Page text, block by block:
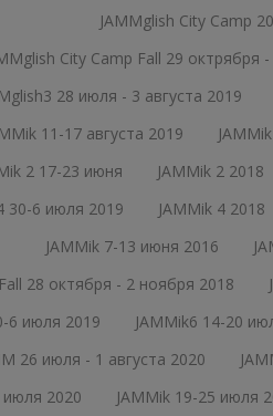
JAMMglish City Camp
City Camp Fall 29 октрября
28 июля - 3 августа 2019
11-17 августа 2019
2 17-23 июня
JAMMik 2 2018
30-6 июля 2019
JAMMik 4 2018
JAMMik 7-13 июня 2016
28 октября - 2 ноября 2018
6 июля 2019
JAMMik6 14-20
26 июля - 1 августа 2020
июля 2020
JAMMik 19-25 июля